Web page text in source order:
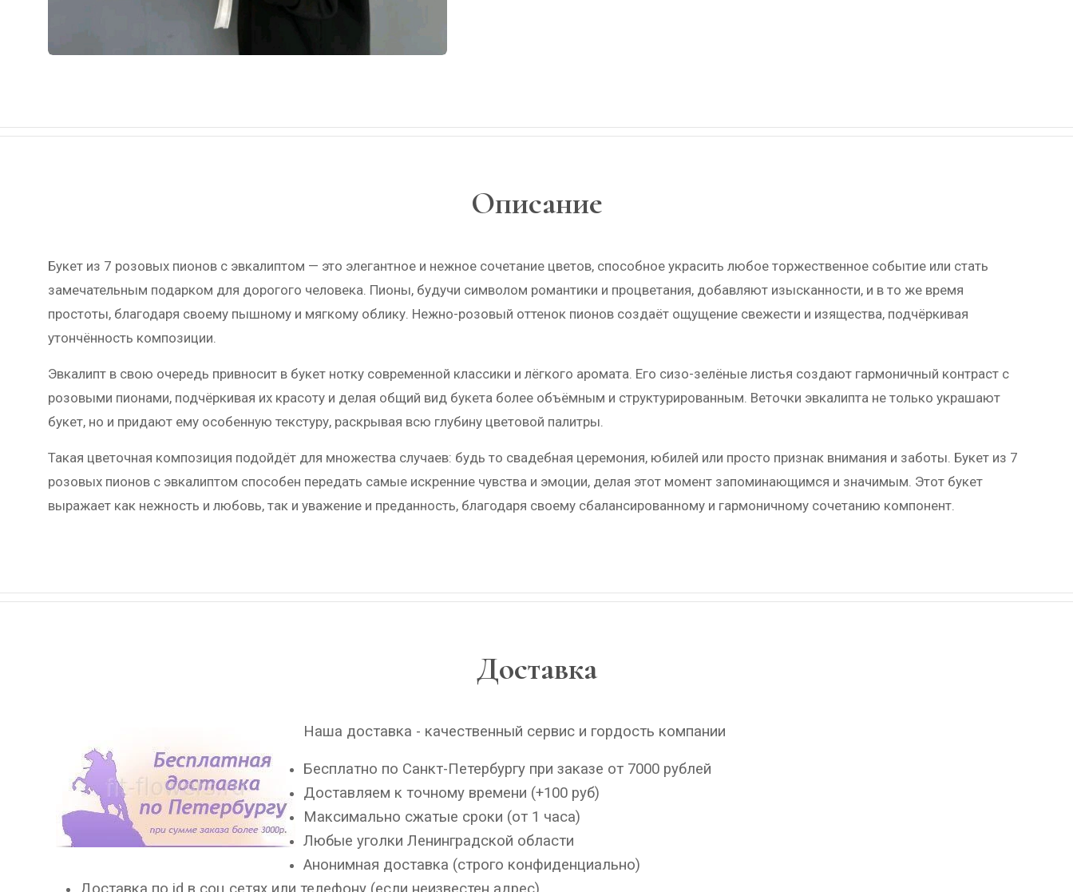
Описание
Букет из 7 розовых пионов с эвкалиптом — это элегантное и нежное сочетание цветов, способное украсить любое торжественное событие или стать
замечательным подарком для дорогого человека. Пионы, будучи символом романтики и процветания, добавляют изысканности, и в то же время
простоты, благодаря своему пышному и мягкому облику. Нежно-розовый оттенок пионов создаёт ощущение свежести и изящества, подчёркивая
утончённость композиции.
Эвкалипт в свою очередь привносит в букет нотку современной классики и лёгкого аромата. Его сизо-зелёные листья создают гармоничный контраст с
розовыми пионами, подчёркивая их красоту и делая общий вид букета более объёмным и структурированным. Веточки эвкалипта не только украшают
букет, но и придают ему особенную текстуру, раскрывая всю глубину цветовой палитры.
Такая цветочная композиция подойдёт для множества случаев: будь то свадебная церемония, юбилей или просто признак внимания и заботы. Букет из 7
розовых пионов с эвкалиптом способен передать самые искренние чувства и эмоции, делая этот момент запоминающимся и значимым. Этот букет
выражает как нежность и любовь, так и уважение и преданность, благодаря своему сбалансированному и гармоничному сочетанию компонент.
Доставка
Наша доставка - качественный сервис и гордость компании
Бесплатно по Санкт-Петербургу при заказе от 7000 рублей
Доставляем к точному времени (+100 руб)
Максимально сжатые сроки (от 1 часа)
Любые уголки Ленинградской области
Анонимная доставка (строго конфиденциально)